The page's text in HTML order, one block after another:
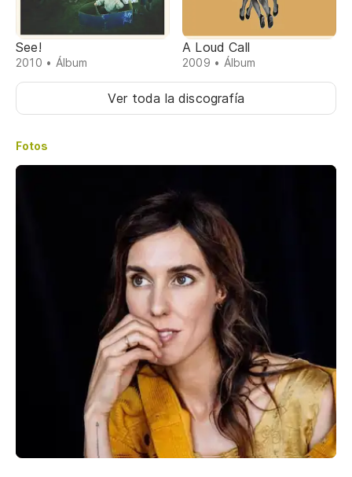
See!
2010 • Álbum
A Loud Call
2009 • Álbum
Ver toda la discografía
Fotos